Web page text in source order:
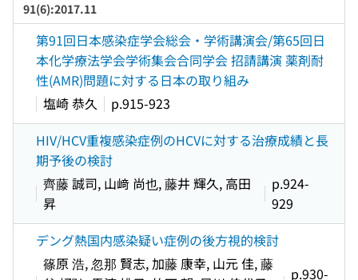
91(6):2017.11
第91回日本感染症学会総会・学術講演会/第65回日
本化学療法学会学術集会合同学会 招請講演 薬剤耐
性(AMR)問題に対する日本の取り組み
塩崎 恭久
p.915-923
HIV/HCV重複感染症例のHCVに対する治療成績と長
期予後の検討
齊藤 誠司, 山﨑 尚也, 藤井 輝久, 高田
昇
p.924-
929
デング熱国内感染疑い症例の後方視的検討
篠原 浩, 忽那 賢志, 加藤 康幸, 山元 佳, 藤
p.930-